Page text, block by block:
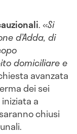
. «Si
d’Adda, di
domiciliare e
avanzata
dei sei
a
chiusi